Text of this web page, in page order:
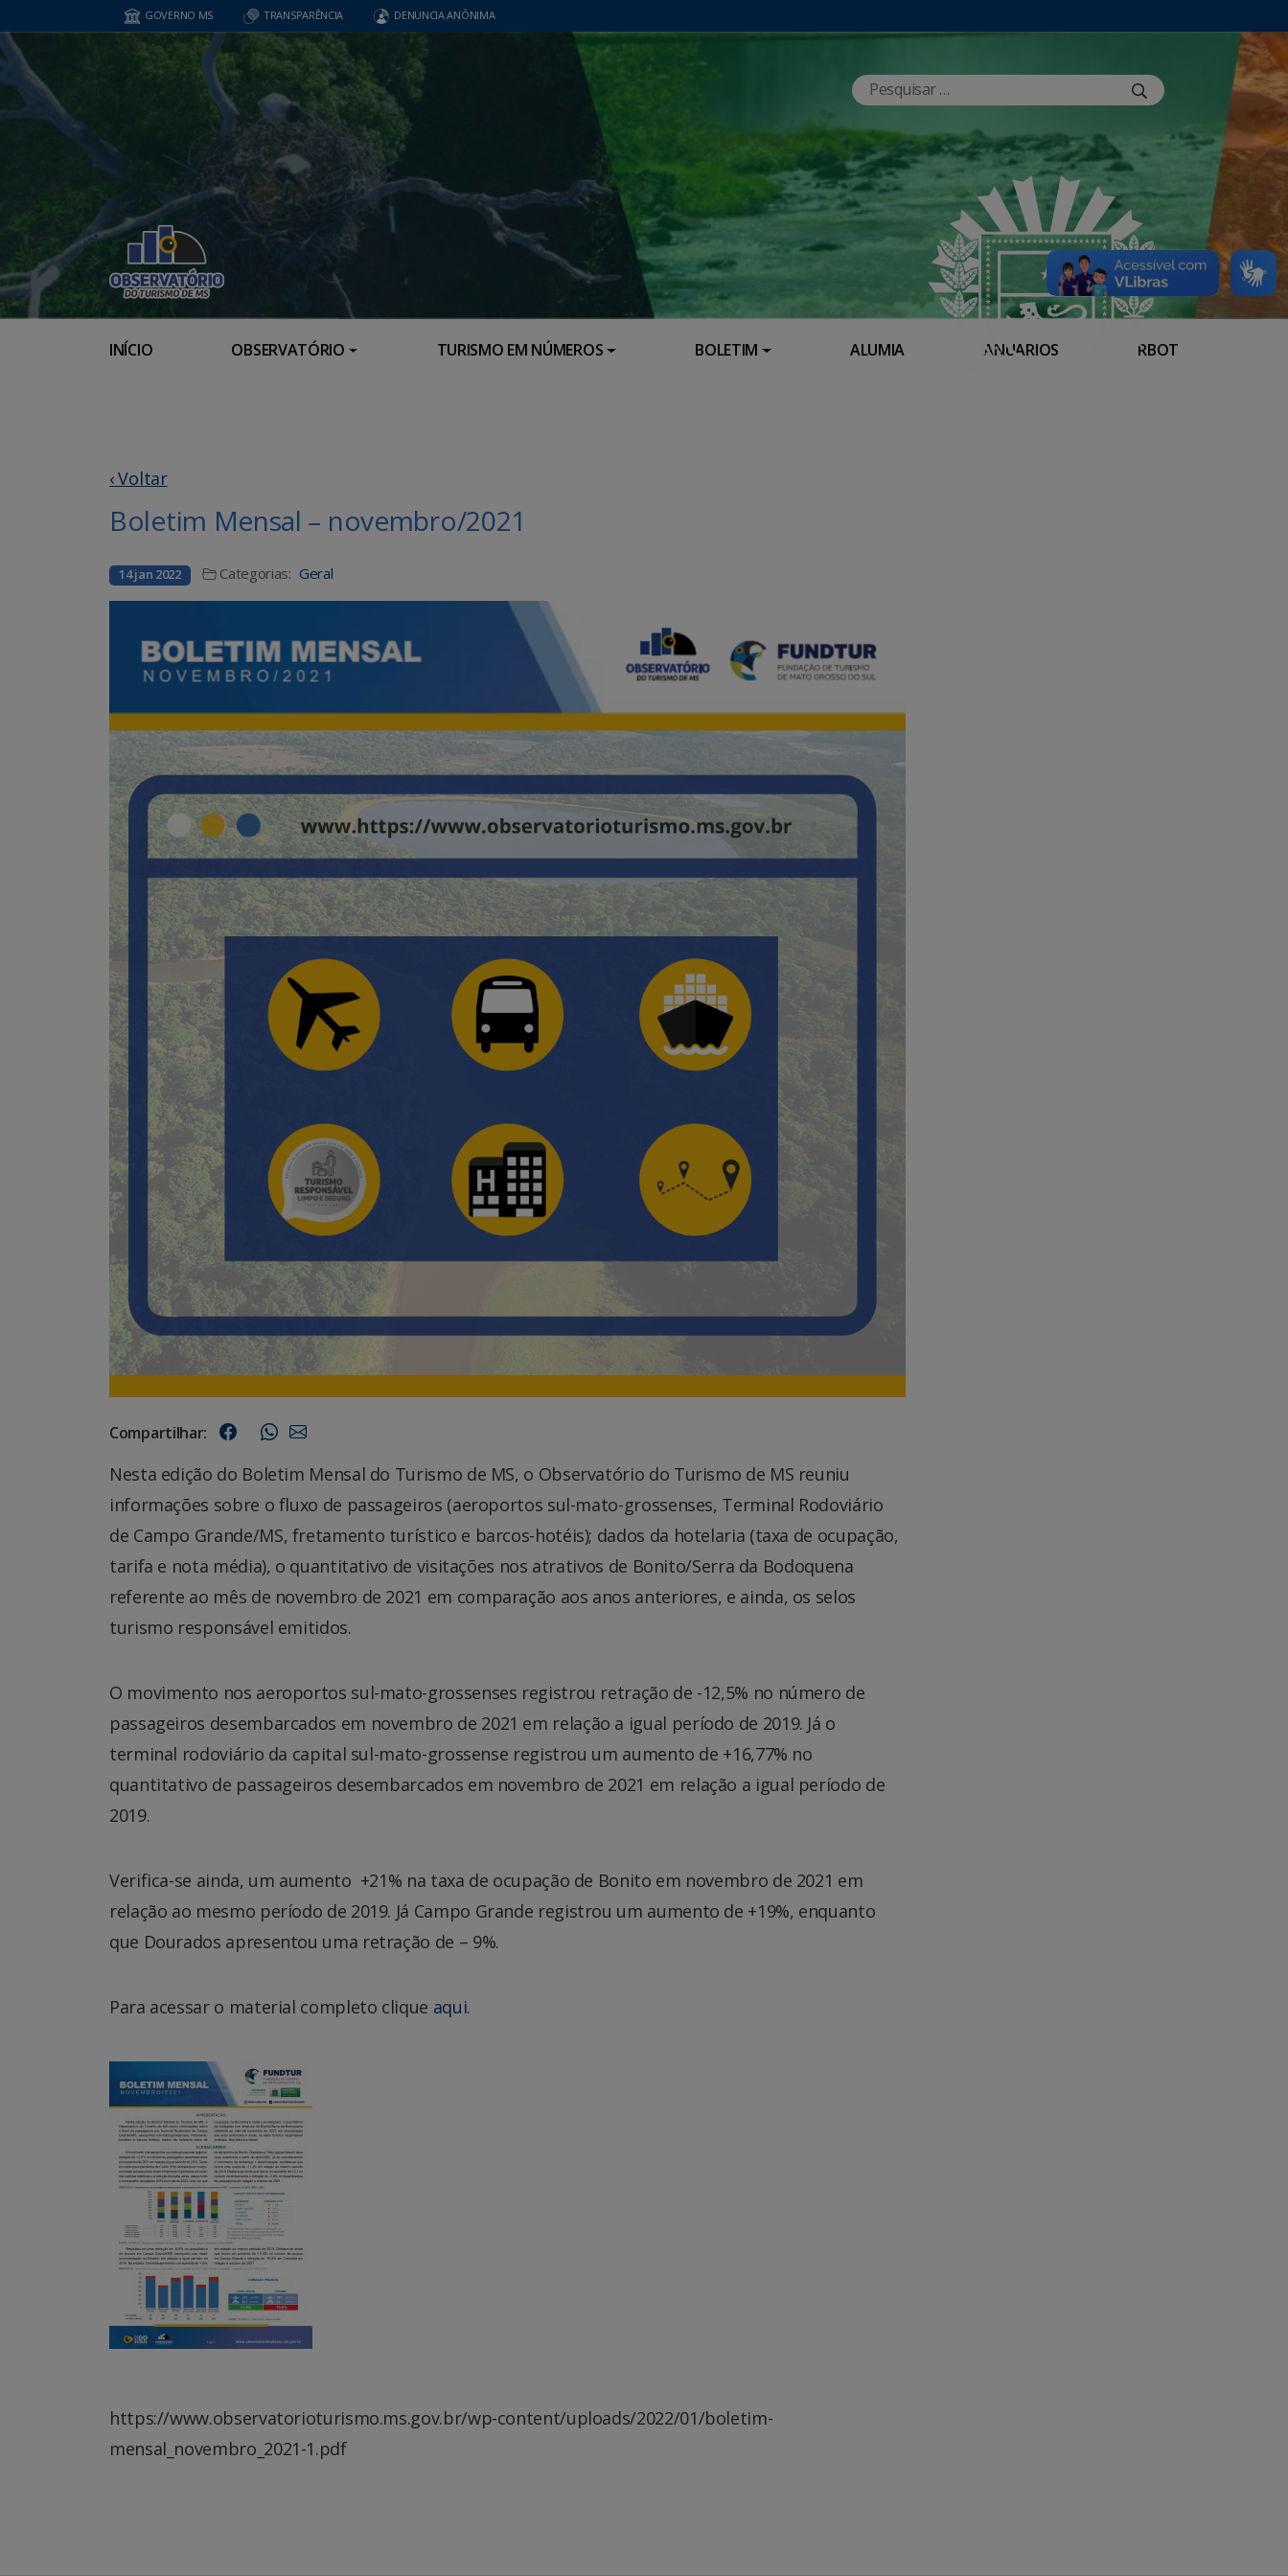
GOVERNO MS TRANSPARÊNCIA DENUNCIA ANÔNIMA
INÍCIO OBSERVATÓRIO TURISMO EM NÚMEROS BOLETIM ALUMIA ANUÁRIOS RBOT
‹ Voltar
Boletim Mensal – novembro/2021
14 jan 2022 Categorias: Geral
Compartilhar:
Nesta edição do Boletim Mensal do Turismo de MS, o Observatório do Turismo de MS reuniu
informações sobre o fluxo de passageiros (aeroportos sul-mato-grossenses, Terminal Rodoviário
de Campo Grande/MS, fretamento turístico e barcos-hotéis); dados da hotelaria (taxa de ocupação,
tarifa e nota média), o quantitativo de visitações nos atrativos de Bonito/Serra da Bodoquena
referente ao mês de novembro de 2021 em comparação aos anos anteriores, e ainda, os selos
turismo responsável emitidos.
O movimento nos aeroportos sul-mato-grossenses registrou retração de -12,5% no número de
passageiros desembarcados em novembro de 2021 em relação a igual período de 2019. Já o
terminal rodoviário da capital sul-mato-grossense registrou um aumento de +16,77% no
quantitativo de passageiros desembarcados em novembro de 2021 em relação a igual período de
2019.
Verifica-se ainda, um aumento +21% na taxa de ocupação de Bonito em novembro de 2021 em
relação ao mesmo período de 2019. Já Campo Grande registrou um aumento de +19%, enquanto
que Dourados apresentou uma retração de – 9%.
Para acessar o material completo clique aqui.
https://www.observatorioturismo.ms.gov.br/wp-content/uploads/2022/01/boletim-
mensal_novembro_2021-1.pdf